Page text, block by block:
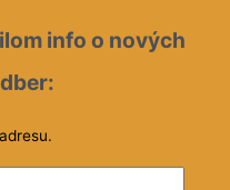
info o nových